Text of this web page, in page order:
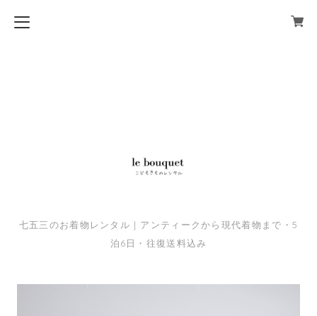
七五三のお着物レンタル｜アンティークから現代着物まで・5
泊6日・往復送料込み